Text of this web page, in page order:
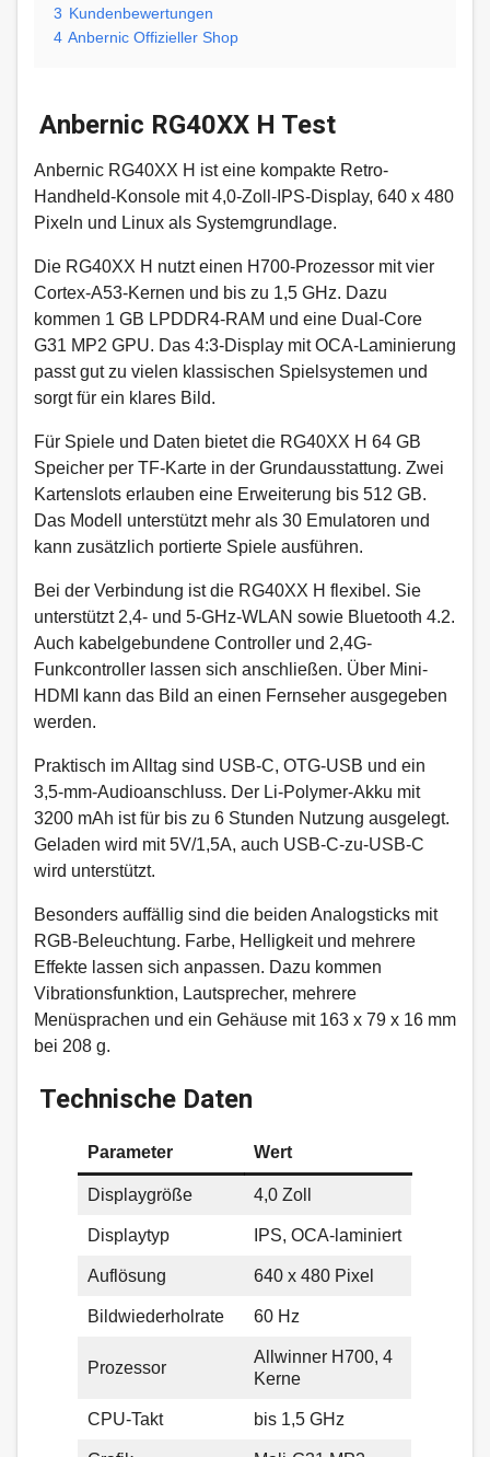
3 Kundenbewertungen
4 Anbernic Offizieller Shop
Anbernic RG40XX H Test
Anbernic RG40XX H ist eine kompakte Retro-
Handheld-Konsole mit 4,0-Zoll-IPS-Display, 640 x 480
Pixeln und Linux als Systemgrundlage.​
Die RG40XX H nutzt einen H700-Prozessor mit vier
Cortex-A53-Kernen und bis zu 1,5 GHz. Dazu
kommen 1 GB LPDDR4-RAM und eine Dual-Core
G31 MP2 GPU. Das 4:3-Display mit OCA-Laminierung
passt gut zu vielen klassischen Spielsystemen und
sorgt für ein klares Bild.​
Für Spiele und Daten bietet die RG40XX H 64 GB
Speicher per TF-Karte in der Grundausstattung. Zwei
Kartenslots erlauben eine Erweiterung bis 512 GB.
Das Modell unterstützt mehr als 30 Emulatoren und
kann zusätzlich portierte Spiele ausführen.​
Bei der Verbindung ist die RG40XX H flexibel. Sie
unterstützt 2,4- und 5-GHz-WLAN sowie Bluetooth 4.2.
Auch kabelgebundene Controller und 2,4G-
Funkcontroller lassen sich anschließen. Über Mini-
HDMI kann das Bild an einen Fernseher ausgegeben
werden.​
Praktisch im Alltag sind USB-C, OTG-USB und ein
3,5-mm-Audioanschluss. Der Li-Polymer-Akku mit
3200 mAh ist für bis zu 6 Stunden Nutzung ausgelegt.
Geladen wird mit 5V/1,5A, auch USB-C-zu-USB-C
wird unterstützt.
Besonders auffällig sind die beiden Analogsticks mit
RGB-Beleuchtung. Farbe, Helligkeit und mehrere
Effekte lassen sich anpassen. Dazu kommen
Vibrationsfunktion, Lautsprecher, mehrere
Menüsprachen und ein Gehäuse mit 163 x 79 x 16 mm
bei 208 g.
Technische Daten
Parameter Wert
Displaygröße 4,0 Zoll
Displaytyp IPS, OCA-laminiert
Auflösung 640 x 480 Pixel
Bildwiederholrate 60 Hz
Prozessor
Allwinner H700, 4
Kerne
CPU-Takt bis 1,5 GHz